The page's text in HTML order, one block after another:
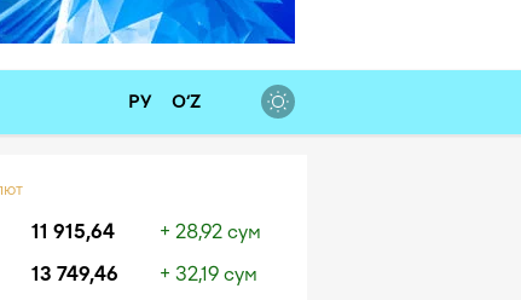
РУ O‘Z
11 915,64
+ 28,92 сум
13 749,46
+ 32,19 сум